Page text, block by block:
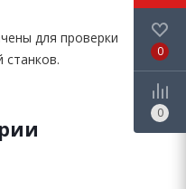
для проверки
станков.
0
0